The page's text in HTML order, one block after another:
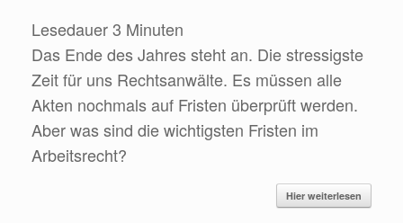
Lesedauer3 Minuten
Das Ende des Jahres steht an. Die stressigste
Zeit für uns Rechtsanwälte. Es müssen alle
Akten nochmals auf Fristen überprüft werden.
Aber was sind die wichtigsten Fristen im
Arbeitsrecht?
Hier weiterlesen